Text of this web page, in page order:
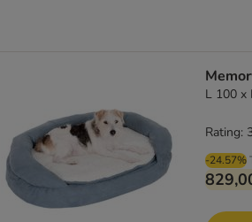
L 100 x
-24.57%
Rating: